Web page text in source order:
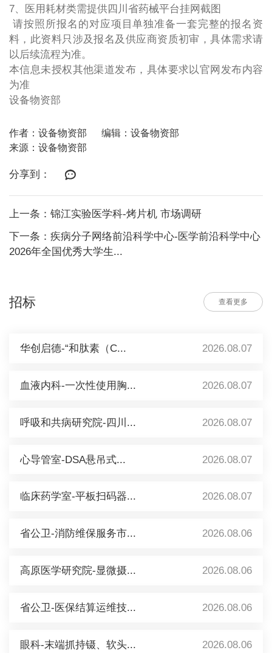
7、医用耗材类需提供四川省药械平台挂网截图
请按照所报名的对应项目单独准备一套完整的报名资
料，此资料只涉及报名及供应商资质初审，具体需求请
以后续流程为准。
本信息未授权其他渠道发布，具体要求以官网发布内容
为准
设备物资部
作者：设备物资部
编辑：设备物资部
来源：设备物资部
分享到：
上一条：锦江实验医学科-烤片机 市场调研
下一条：疾病分子网络前沿科学中心-医学前沿科学中心
2026年全国优秀大学生...
招标 查看更多
华创启德-“和肽素（C... 2026.08.07
血液内科-一次性使用胸... 2026.08.07
呼吸和共病研究院-四川... 2026.08.07
心导管室-DSA悬吊式... 2026.08.07
临床药学室-平板扫码器... 2026.08.07
省公卫-消防维保服务市... 2026.08.06
高原医学研究院-显微摄... 2026.08.06
省公卫-医保结算运维技... 2026.08.06
眼科-末端抓持镊、软头... 2026.08.06